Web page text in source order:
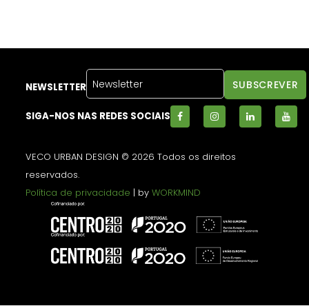
NEWSLETTER
SIGA-NOS NAS REDES SOCIAIS
VECO URBAN DESIGN © 2026 Todos os direitos
reservados.
Política de privacidade | byWORKMIND